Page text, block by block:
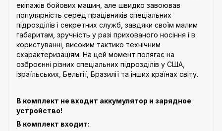
екіпажів бойових машин, але швидко завоював
популярність серед працівників спеціальних
підрозділів і секретних служб, завдяки своїм малим
габаритам, зручність у разі прихованого носіння і в
користуванні, високим тактико технічним
схарактеризаціям. На цей момент полягає на
озброєнні різних спеціальних підрозділів у США,
ізраїльських, Бельгії, Бразилії та інших країнах світу.
В комплект не входит аккумулятор и зарядное
устройство!
В комплект входит: